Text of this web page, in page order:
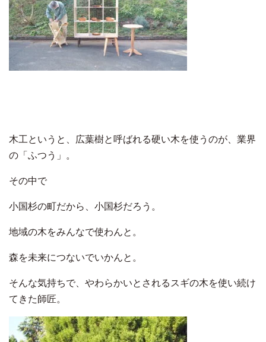
木工というと、広葉樹と呼ばれる硬い木を使うのが、業界
の「ふつう」。
その中で
小国杉の町だから、小国杉だろう。
地域の木をみんなで使わんと。
森を未来につないでいかんと。
そんな気持ちで、やわらかいとされるスギの木を使い続け
てきた師匠。